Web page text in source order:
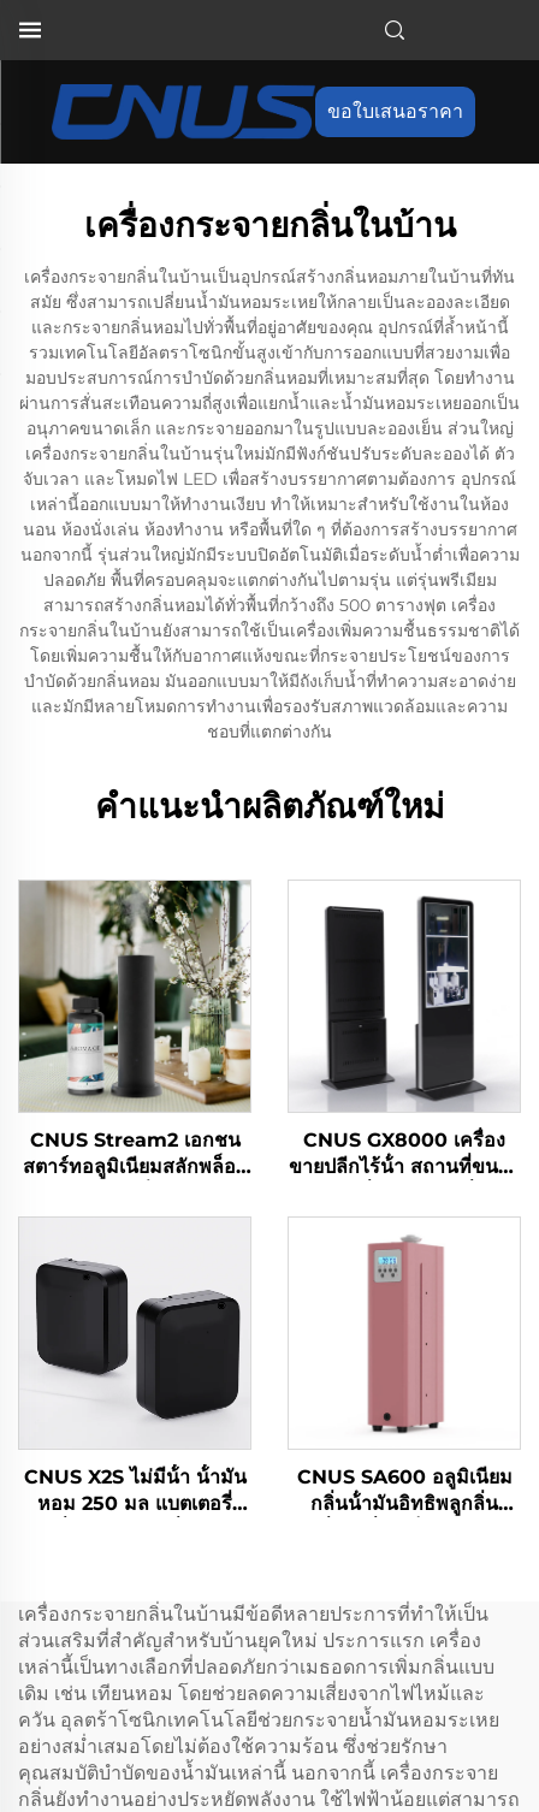
ขอใบเสนอราคา
เครื่องกระจายกลิ่นในบ้าน
เครื่องกระจายกลิ่นในบ้านเป็นอุปกรณ์สร้างกลิ่นหอมภายในบ้านที่ทัน
สมัย ซึ่งสามารถเปลี่ยนน้ำมันหอมระเหยให้กลายเป็นละอองละเอียด
และกระจายกลิ่นหอมไปทั่วพื้นที่อยู่อาศัยของคุณ อุปกรณ์ที่ล้ำหน้านี้
รวมเทคโนโลยีอัลตราโซนิกขั้นสูงเข้ากับการออกแบบที่สวยงามเพื่อ
มอบประสบการณ์การบำบัดด้วยกลิ่นหอมที่เหมาะสมที่สุด โดยทำงาน
ผ่านการสั่นสะเทือนความถี่สูงเพื่อแยกน้ำและน้ำมันหอมระเหยออกเป็น
อนุภาคขนาดเล็ก และกระจายออกมาในรูปแบบละอองเย็น ส่วนใหญ่
เครื่องกระจายกลิ่นในบ้านรุ่นใหม่มักมีฟังก์ชันปรับระดับละอองได้ ตัว
จับเวลา และโหมดไฟ LED เพื่อสร้างบรรยากาศตามต้องการ อุปกรณ์
เหล่านี้ออกแบบมาให้ทำงานเงียบ ทำให้เหมาะสำหรับใช้งานในห้อง
นอน ห้องนั่งเล่น ห้องทำงาน หรือพื้นที่ใด ๆ ที่ต้องการสร้างบรรยากาศ
นอกจากนี้ รุ่นส่วนใหญ่มักมีระบบปิดอัตโนมัติเมื่อระดับน้ำต่ำเพื่อความ
ปลอดภัย พื้นที่ครอบคลุมจะแตกต่างกันไปตามรุ่น แต่รุ่นพรีเมียม
สามารถสร้างกลิ่นหอมได้ทั่วพื้นที่กว้างถึง 500 ตารางฟุต เครื่อง
กระจายกลิ่นในบ้านยังสามารถใช้เป็นเครื่องเพิ่มความชื้นธรรมชาติได้
โดยเพิ่มความชื้นให้กับอากาศแห้งขณะที่กระจายประโยชน์ของการ
บำบัดด้วยกลิ่นหอม มันออกแบบมาให้มีถังเก็บน้ำที่ทำความสะอาดง่าย
และมักมีหลายโหมดการทำงานเพื่อรองรับสภาพแวดล้อมและความ
ชอบที่แตกต่างกัน
คำแนะนำผลิตภัณฑ์ใหม่
CNUS Stream2 เอกชน
สตาร์ทอลูมิเนียมสลักพล็อก
Flora หมอกเย็นไร้สาย
Aroma Diffuser
CNUS GX8000 เครื่อง
ขายปลีกไร้น้ํา สถานที่ขนาด
อาชีพ ระบบกลิ่น LCD จอ
สัมผัส
CNUS X2S ไม่มีน้ํา น้ํามัน
หอม 250 มล แบตเตอรี่
หอม
CNUS SA600 อลูมิเนียม
กลิ่นน้ํามันอิทธิพลูกลิ่น
เครื่องกระจายกลิ่นในบ้านมีข้อดีหลายประการที่ทำให้เป็น
ส่วนเสริมที่สำคัญสำหรับบ้านยุคใหม่ ประการแรก เครื่อง
เหล่านี้เป็นทางเลือกที่ปลอดภัยกว่าเมธอดการเพิ่มกลิ่นแบบ
เดิม เช่น เทียนหอม โดยช่วยลดความเสี่ยงจากไฟไหม้และ
ควัน อุลตร้าโซนิกเทคโนโลยีช่วยกระจายน้ำมันหอมระเหย
อย่างสม่ำเสมอโดยไม่ต้องใช้ความร้อน ซึ่งช่วยรักษา
คุณสมบัติบำบัดของน้ำมันเหล่านี้ นอกจากนี้ เครื่องกระจาย
กลิ่นยังทำงานอย่างประหยัดพลังงาน ใช้ไฟฟ้าน้อยแต่สามารถ